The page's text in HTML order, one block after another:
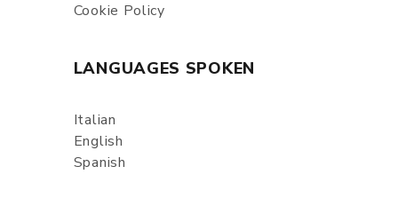
Cookie Policy
LANGUAGES SPOKEN
Italian
English
Spanish